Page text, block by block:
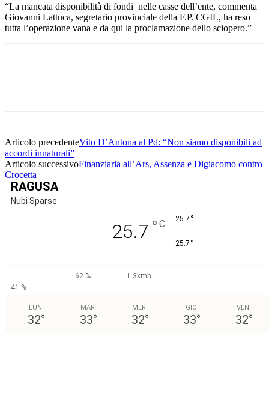
“La mancata disponibilità di fondi nelle casse dell’ente, commenta
Giovanni Lattuca, segretario provinciale della F.P. CGIL, ha reso
tutta l’operazione vana e da qui la proclamazione dello sciopero.”
Articolo precedenteVito D’Antona al Pd: “Non siamo disponibili ad
accordi innaturali”
Articolo successivoFinanziaria all’Ars, Assenza e Digiacomo contro
Crocetta
RAGUSA
Nubi Sparse
25.7 ° C 25.7 °
25.7 °
62 %
1.3kmh
41 %
LUN
32°
MAR
33°
MER
32°
GIO
33°
VEN
32°